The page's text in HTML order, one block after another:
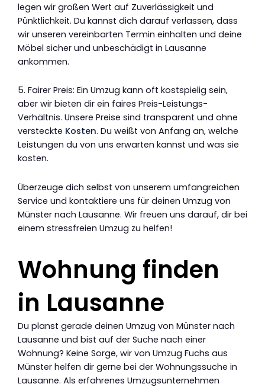
legen wir großen Wert auf Zuverlässigkeit und
Pünktlichkeit. Du kannst dich darauf verlassen, dass
wir unseren vereinbarten Termin einhalten und deine
Möbel sicher und unbeschädigt in Lausanne
ankommen.
5. Fairer Preis: Ein Umzug kann oft kostspielig sein,
aber wir bieten dir ein faires Preis-Leistungs-
Verhältnis. Unsere Preise sind transparent und ohne
versteckte Kosten. Du weißt von Anfang an, welche
Leistungen du von uns erwarten kannst und was sie
kosten.
Überzeuge dich selbst von unserem umfangreichen
Service und kontaktiere uns für deinen Umzug von
Münster nach Lausanne. Wir freuen uns darauf, dir bei
einem stressfreien Umzug zu helfen!
Wohnung finden
in Lausanne
Du planst gerade deinen Umzug von Münster nach
Lausanne und bist auf der Suche nach einer
Wohnung? Keine Sorge, wir von Umzug Fuchs aus
Münster helfen dir gerne bei der Wohnungssuche in
Lausanne. Als erfahrenes Umzugsunternehmen